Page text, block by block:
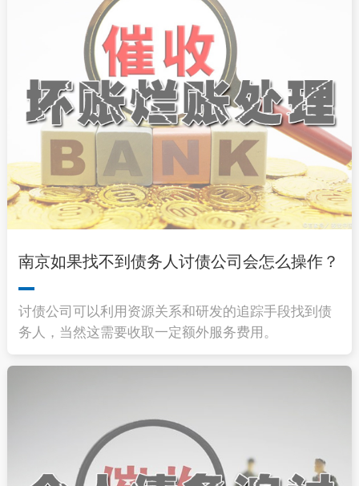
南京如果找不到债务人讨债公司会怎么操作？
讨债公司可以利用资源关系和研发的追踪手段找到债
务人，当然这需要收取一定额外服务费用。